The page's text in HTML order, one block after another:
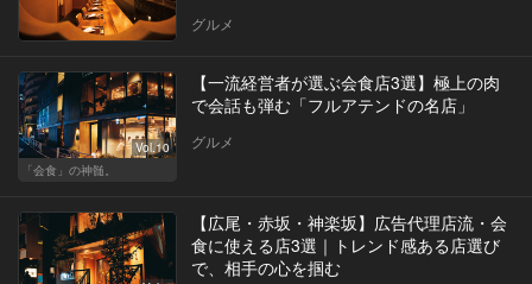
グルメ
Vol.10
「会食」の神髄。
【一流経営者が選ぶ会食店3選】極上の肉
で会話も弾む「フルアテンドの名店」
グルメ
【広尾・赤坂・神楽坂】広告代理店流・会
食に使える店3選｜トレンド感ある店選び
で、相手の心を掴む